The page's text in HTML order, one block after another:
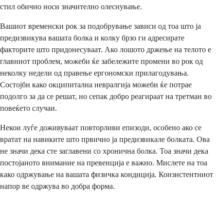
стил обично носи значително олеснување.
Вашиот временски рок за подобрување зависи од тоа што ја
предизвикува вашата болка и колку брзо ги адресирате
факторите што придонесуваат. Ако лошото држење на телото е
главниот проблем, можеби ќе забележите промени во рок од
неколку недели од правење ергономски прилагодувања.
Состојби како окципитална невралгија можеби ќе потрае
подолго за да се решат, но сепак добро реагираат на третман во
повеќето случаи.
Некои луѓе доживуваат повторливи епизоди, особено ако се
вратат на навиките што првично ја предизвикале болката. Ова
не значи дека сте заглавени со хронична болка. Тоа значи дека
постојаното внимание на превенција е важно. Мислете на тоа
како одржување на вашата физичка кондиција. Конзистентниот
напор ве одржува во добра форма.